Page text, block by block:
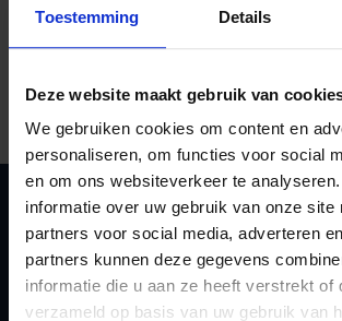
Toestemming Details
Deze website maakt gebruik van
We gebruiken cookies om content en
personaliseren, om functies voor social
en om ons websiteverkeer te
informatie over uw gebruik van onze site
partners voor social media, adverteren
partners kunnen deze gegevens
informatie die u aan ze heeft verstrekt of
verzameld op basis van uw gebruik van
proactieve aanpak om juridische
voorkomen.
Bron: Rechtbank Gelderland | jurisprudentie |
ECLINLRBGEL2024417, ARN 18/6114 | 29-
Zoeken